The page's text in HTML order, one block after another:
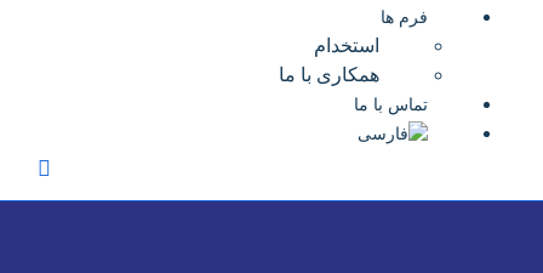
فرم ها
استخدام
همکاری با ما
تماس با ما